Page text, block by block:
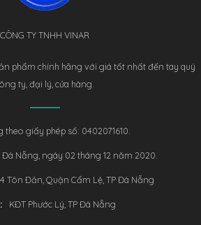
CÔNG TY TNHH VINAR
phẩm chính hãng với giá tốt nhất đến tay quý
ty, đại lý, cửa hàng.
giấy phép số: 0402071610.
Nẵng, ngày 02 tháng 12 năm 2020.
Tôn Đản, Quận Cẩm Lệ, TP Đà Nẵng
KĐT Phước Lý, TP Đà Nẵng